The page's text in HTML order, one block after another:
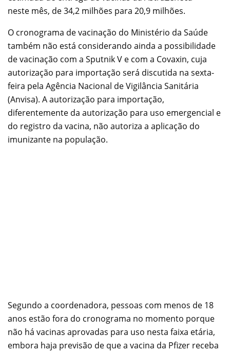
neste mês, de 34,2 milhões para 20,9 milhões.
O cronograma de vacinação do Ministério da Saúde
também não está considerando ainda a possibilidade
de vacinação com a Sputnik V e com a Covaxin, cuja
autorização para importação será discutida na sexta-
feira pela Agência Nacional de Vigilância Sanitária
(Anvisa). A autorização para importação,
diferentemente da autorização para uso emergencial e
do registro da vacina, não autoriza a aplicação do
imunizante na população.
Segundo a coordenadora, pessoas com menos de 18
anos estão fora do cronograma no momento porque
não há vacinas aprovadas para uso nesta faixa etária,
embora haja previsão de que a vacina da Pfizer receba